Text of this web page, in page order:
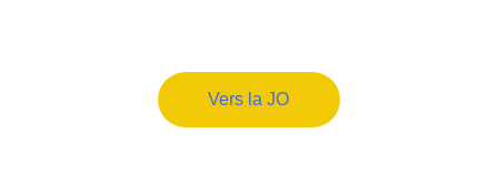
Vers la JO